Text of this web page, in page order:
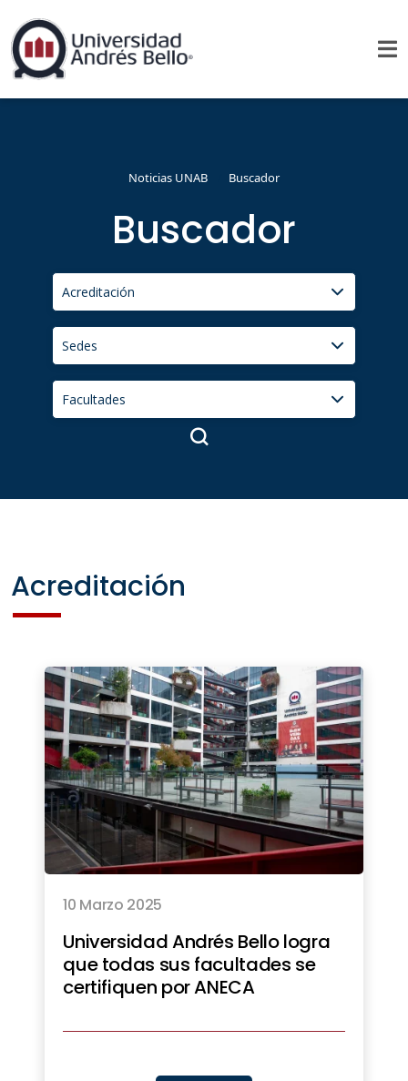
Noticias UNAB Buscador
Buscador
Acreditación
10 Marzo 2025
Universidad Andrés Bello logra
que todas sus facultades se
certifiquen por ANECA